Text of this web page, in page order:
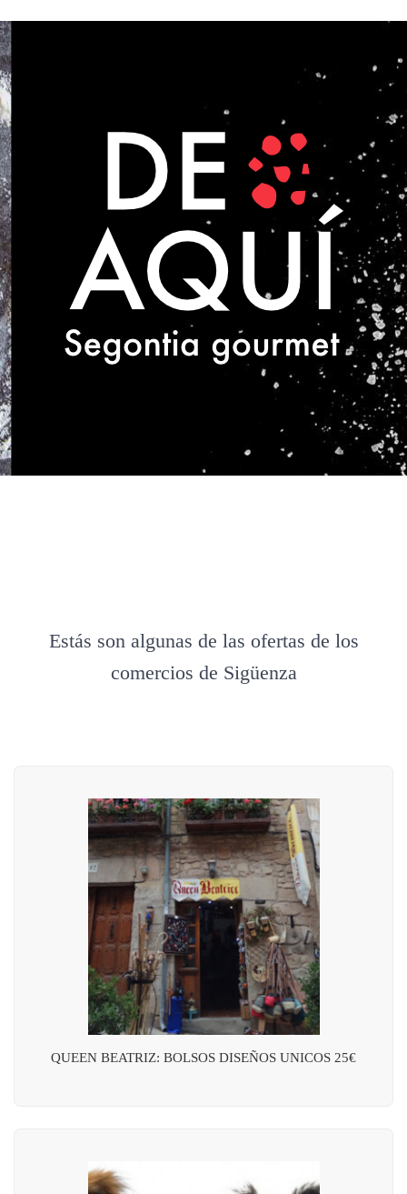
Estás son algunas de las ofertas de los
comercios de Sigüenza
QUEEN BEATRIZ: BOLSOS DISEÑOS UNICOS 25€